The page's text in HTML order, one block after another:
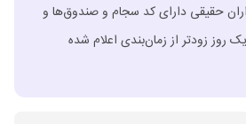
حقیقی دارای کد سجام و صندوق‌ها و
روز زودتر از زمان‌بندی اعلام شده